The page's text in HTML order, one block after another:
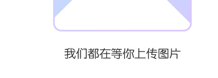
备。无论是会
议室里的演